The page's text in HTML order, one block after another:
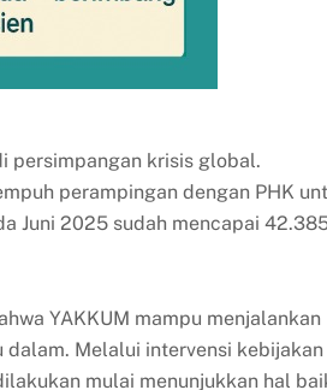
persimpangan krisis global.
perampingan dengan PHK
Juni 2025 sudah mencapai
YAKKUM mampu menjalankan
Melalui intervensi kebijakan
mulai menunjukkan hal